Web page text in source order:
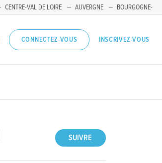
CENTRE-VAL DE LOIRE AUVERGNE
BOURGOGNE-
CONNECTEZ-VOUS INSCRIVEZ-VOUS
SUIVRE